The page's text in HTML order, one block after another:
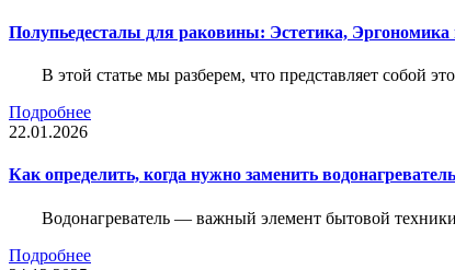
Полупьедесталы для раковины: Эстетика,
В этой статье мы разберем, что представляет собой
Подробнее
22.01.2026
Как определить, когда нужно заменить водонагреватель
Водонагреватель — важный элемент бытовой
Подробнее